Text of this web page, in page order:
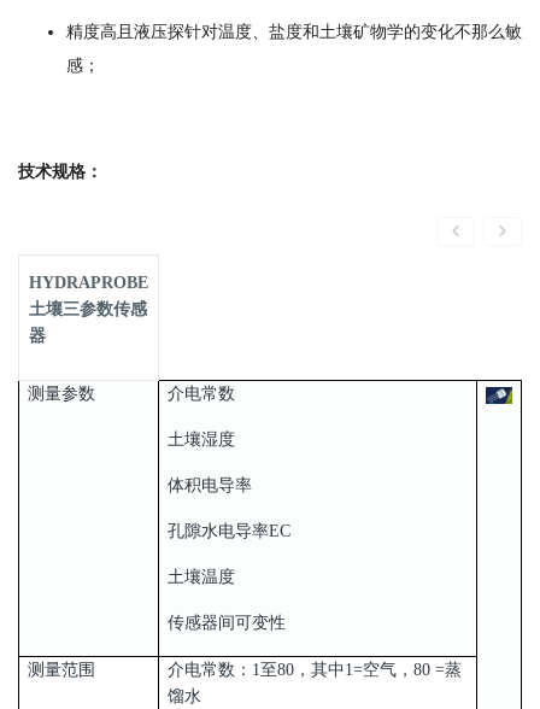
精度高且液压探针对温度、盐度和土壤矿物学的变化不那么敏
感；
技术规格：
HYDRAPROBE
土壤三参数传感
器
测量参数 介电常数
土壤湿度
体积电导率
孔隙水电导率EC
土壤温度
传感器间可变性
测量范围
介电常数：1至80，其中1=空气，80 =蒸
馏水